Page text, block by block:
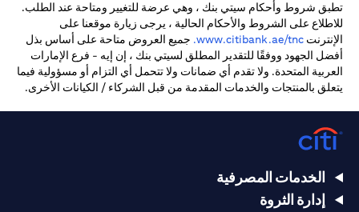
تطبق شروط وأحكام سيتي بنك ، وهي عرضة للتغيير ومتاحة عند الطلب.
للاطلاع على الشروط والأحكام الحالية ، يرجى زيارة موقعنا على
الإنترنت www.citibank.ae/tnc.
opens in a new tab
جميع العروض متاحة على أساس بذل
أفضل الجهود ووفقًا للتقدير المطلق لسيتي بنك ، إن إيه - فرع الإمارات
العربية المتحدة. ولا تقدم أي ضمانات ولا تتحمل أي التزام أو مسؤولية فيما
يتعلق بالمنتجات والخدمات المقدمة من قبل الشركاء / الكيانات الأخرى.
الخدمات المصرفية
إدارة الثروة